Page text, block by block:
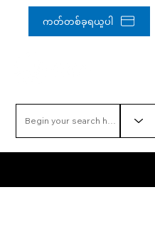
ကတ်တစ်ခုရယူပါ